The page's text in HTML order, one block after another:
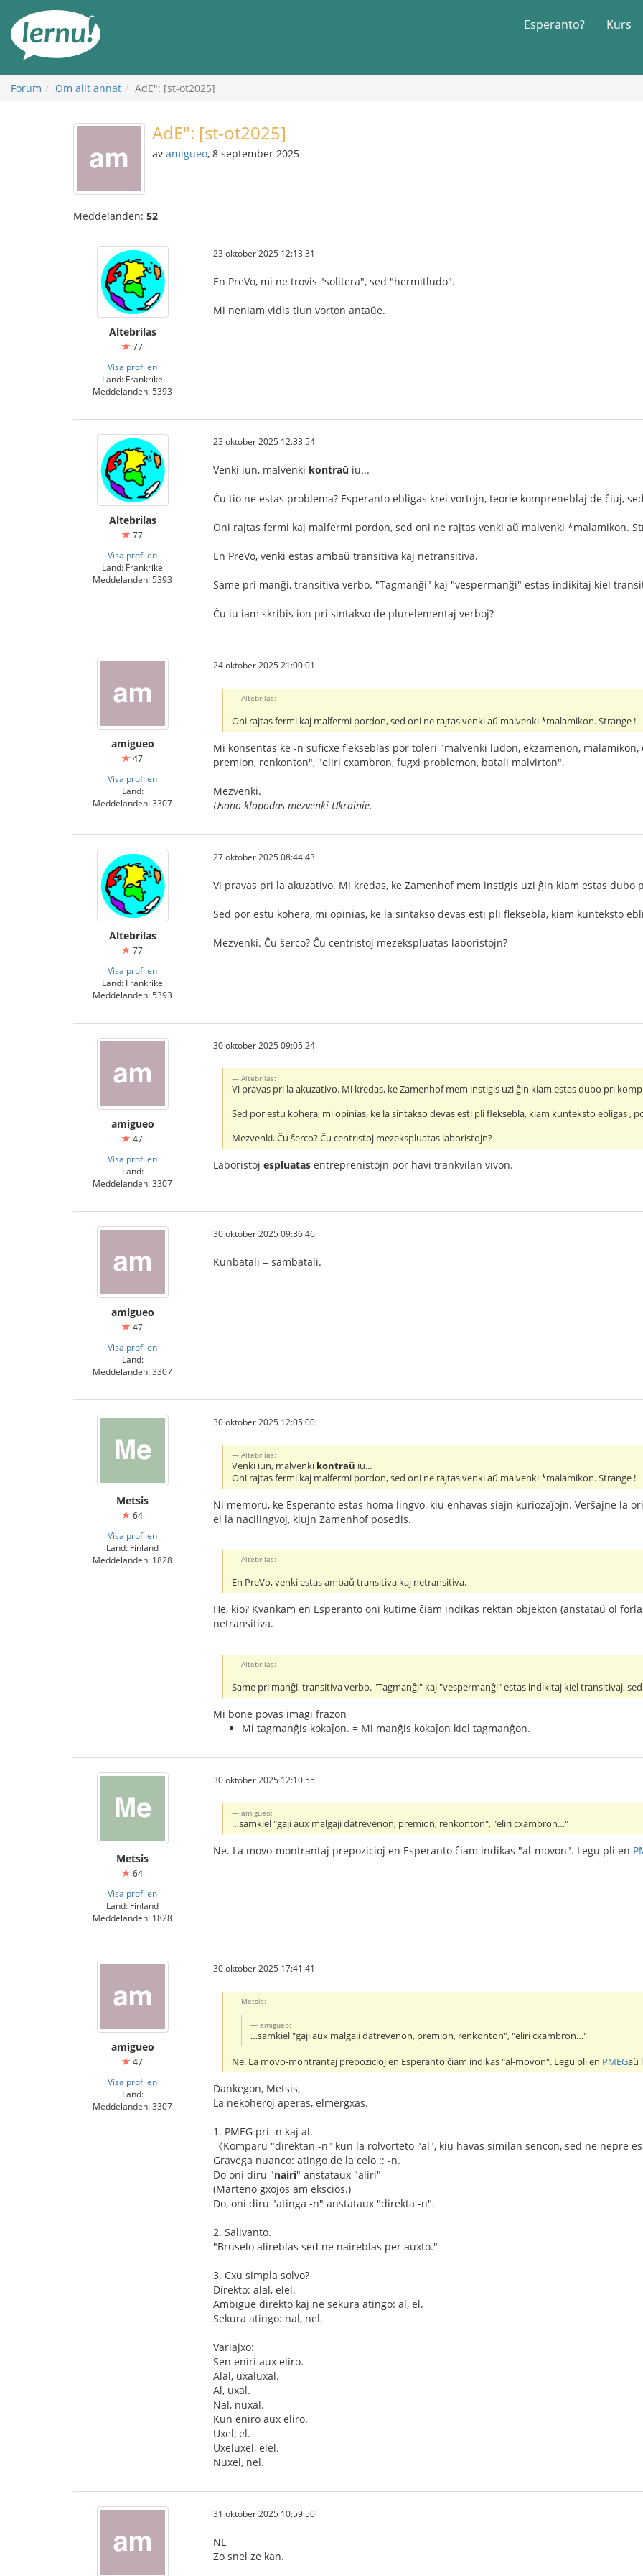
sidans
innehåll
Esperanto? Kurs
Forum Om allt annat AdE": [st-ot2025]
AdE": [st-ot2025]
av amigueo, 8 september 2025
Meddelanden: 52
Altebrilas
77
Visa profilen
Land: Frankrike
Meddelanden: 5393
23 oktober 2025 12:13:31
En PreVo, mi ne trovis "solitera", sed "hermitludo".
Mi neniam vidis tiun vorton antaŭe.
Altebrilas
77
Visa profilen
Land: Frankrike
Meddelanden: 5393
23 oktober 2025 12:33:54
Venki iun, malvenki kontraŭ iu...
Ĉu tio ne estas problema? Esperanto ebligas krei vortojn, teorie kompreneblaj de ĉiuj,
Oni rajtas fermi kaj malfermi pordon, sed oni ne rajtas venki aŭ malvenki *malamikon.
En PreVo, venki estas ambaŭ transitiva kaj netransitiva.
Same pri manĝi, transitiva verbo. "Tagmanĝi" kaj "vespermanĝi" estas indikitaj kiel
Ĉu iu iam skribis ion pri sintakso de plurelementaj verboj?
amigueo
47
Visa profilen
Land:
Meddelanden: 3307
24 oktober 2025 21:00:01
Altebrilas:
Oni rajtas fermi kaj malfermi pordon, sed oni ne rajtas venki aŭ malvenki *malamikon. Strange !
Mi konsentas ke -n suficxe flekseblas por toleri "malvenki ludon, ekzamenon,
premion, renkonton", "eliri cxambron, fugxi problemon, batali malvirton".
Mezvenki.
Usono klopodas mezvenki Ukrainie.
Altebrilas
77
Visa profilen
Land: Frankrike
Meddelanden: 5393
27 oktober 2025 08:44:43
Vi pravas pri la akuzativo. Mi kredas, ke Zamenhof mem instigis uzi ĝin kiam estas dubo
Sed por estu kohera, mi opinias, ke la sintakso devas esti pli fleksebla, kiam kunteksto
Mezvenki. Ĉu ŝerco? Ĉu centristoj mezekspluatas laboristojn?
amigueo
47
Visa profilen
Land:
Meddelanden: 3307
30 oktober 2025 09:05:24
Altebrilas:
Vi pravas pri la akuzativo. Mi kredas, ke Zamenhof mem instigis uzi ĝin kiam estas dubo pri
Sed por estu kohera, mi opinias, ke la sintakso devas esti pli fleksebla, kiam kunteksto ebligas ,
Mezvenki. Ĉu ŝerco? Ĉu centristoj mezekspluatas laboristojn?
Laboristoj espluatas entreprenistojn por havi trankvilan vivon.
amigueo
47
Visa profilen
Land:
Meddelanden: 3307
30 oktober 2025 09:36:46
Kunbatali = sambatali.
Metsis
64
Visa profilen
Land: Finland
Meddelanden: 1828
30 oktober 2025 12:05:00
Altebrilas:
Venki iun, malvenki kontraŭ iu...
Oni rajtas fermi kaj malfermi pordon, sed oni ne rajtas venki aŭ malvenki *malamikon. Strange !
Ni memoru, ke Esperanto estas homa lingvo, kiu enhavas siajn kuriozaĵojn. Verŝajne la
el la nacilingvoj, kiujn Zamenhof posedis.
Altebrilas:
En PreVo, venki estas ambaŭ transitiva kaj netransitiva.
He, kio? Kvankam en Esperanto oni kutime ĉiam indikas rektan objekton (anstataŭ ol
netransitiva.
Altebrilas:
Same pri manĝi, transitiva verbo. "Tagmanĝi" kaj "vespermanĝi" estas indikitaj kiel transitivaj,
Mi bone povas imagi frazon
Mi tagmanĝis kokaĵon. = Mi manĝis kokaĵon kiel tagmanĝon.
Metsis
64
Visa profilen
Land: Finland
Meddelanden: 1828
30 oktober 2025 12:10:55
amigueo:
…samkiel "gaji aux malgaji datrevenon, premion, renkonton", "eliri cxambron…"
Ne. La movo-montrantaj prepozicioj en Esperanto ĉiam indikas "al-movon". Legu pli en
amigueo
47
Visa profilen
Land:
Meddelanden: 3307
30 oktober 2025 17:41:41
Metsis:
amigueo:
…samkiel "gaji aux malgaji datrevenon, premion, renkonton", "eliri cxambron…"
Ne. La movo-montrantaj prepozicioj en Esperanto ĉiam indikas "al-movon". Legu pli en PMEGaŭ
Dankegon, Metsis,
La nekoheroj aperas, elmergxas.
1. PMEG pri -n kaj al.
《Komparu "direktan -n" kun la rolvorteto "al", kiu havas similan sencon, sed ne nepre
Gravega nuanco: atingo de la celo :: -n.
Do oni diru "nairi" anstataux "aliri"
(Marteno gxojos am ekscios.)
Do, oni diru "atinga -n" anstataux "direkta -n".
2. Salivanto.
"Bruselo alireblas sed ne naireblas per auxto."
3. Cxu simpla solvo?
Direkto: alal, elel.
Ambigue direkto kaj ne sekura atingo: al, el.
Sekura atingo: nal, nel.
Variajxo:
Sen eniri aux eliro.
Alal, uxaluxal.
Al, uxal.
Nal, nuxal.
Kun eniro aux eliro.
Uxel, el.
Uxeluxel, elel.
Nuxel, nel.
31 oktober 2025 10:59:50
NL
Zo snel ze kan.